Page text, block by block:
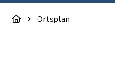
Ortsplan